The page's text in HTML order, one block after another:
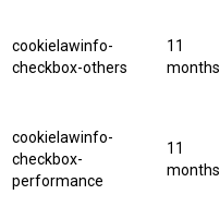
cookielawinfo-
checkbox-others
11
months
cookielawinfo-
checkbox-
performance
11
months